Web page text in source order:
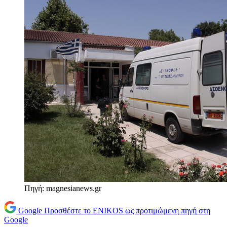
Πηγή: magnesianews.gr
Google Προσθέστε το ENIKOS ως προτιμώμενη πηγή στη
Google